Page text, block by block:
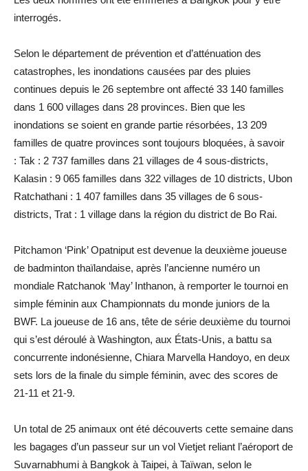
interrogés.
Selon le département de prévention et d’atténuation des
catastrophes, les inondations causées par des pluies
continues depuis le 26 septembre ont affecté 33 140 familles
dans 1 600 villages dans 28 provinces. Bien que les
inondations se soient en grande partie résorbées, 13 209
familles de quatre provinces sont toujours bloquées, à savoir
: Tak : 2 737 familles dans 21 villages de 4 sous-districts,
Kalasin : 9 065 familles dans 322 villages de 10 districts, Ubon
Ratchathani : 1 407 familles dans 35 villages de 6 sous-
districts, Trat : 1 village dans la région du district de Bo Rai.
Pitchamon ‘Pink’ Opatniput est devenue la deuxième joueuse
de badminton thaïlandaise, après l’ancienne numéro un
mondiale Ratchanok ‘May’ Inthanon, à remporter le tournoi en
simple féminin aux Championnats du monde juniors de la
BWF. La joueuse de 16 ans, tête de série deuxième du tournoi
qui s’est déroulé à Washington, aux États-Unis, a battu sa
concurrente indonésienne, Chiara Marvella Handoyo, en deux
sets lors de la finale du simple féminin, avec des scores de
21-11 et 21-9.
Un total de 25 animaux ont été découverts cette semaine dans
les bagages d’un passeur sur un vol Vietjet reliant l’aéroport de
Suvarnabhumi à Bangkok à Taipei, à Taïwan, selon le